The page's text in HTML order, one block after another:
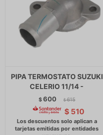
PIPA TERMOSTATO SUZUKI
CELERIO 11/14 -
$600 $ 615
$ 510